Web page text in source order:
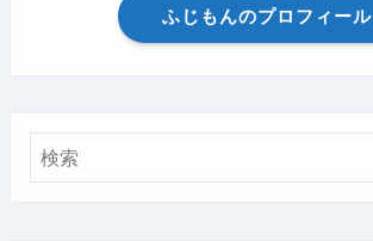
ふじもんのプロフィール